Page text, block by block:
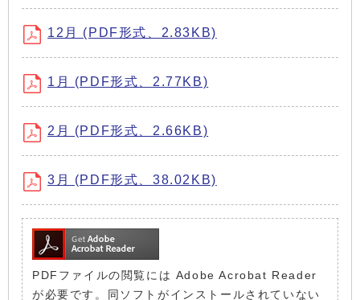
12月 (PDF形式、2.83KB)
1月 (PDF形式、2.77KB)
2月 (PDF形式、2.66KB)
3月 (PDF形式、38.02KB)
PDFファイルの閲覧には Adobe Acrobat Reader
が必要です。同ソフトがインストールされていない